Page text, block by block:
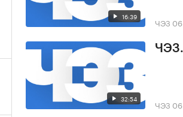
16:39 ЧЭЗ
32:54
ЧЭЗ.
ЧЭЗ